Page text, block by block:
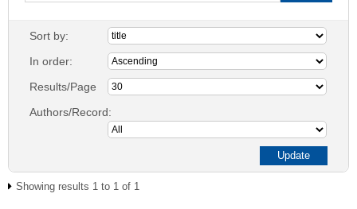
Sort by:
In order:
Results/Page
Authors/Record:
Showing results 1 to 1 of 1